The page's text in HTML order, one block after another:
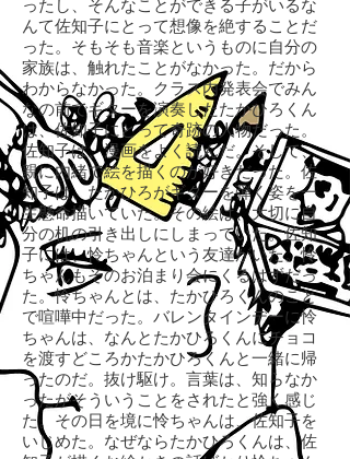
ったし、そんなことができる子がいるな
んて佐知子にとって想像を絶することだ
った。そもそも音楽というものに自分の
家族は、触れたことがなかった。だから
わからなかった。クラス内発表会でみん
なの前でギターを演奏したたかひろくん
は、佐知子にとって奇跡の人物だった。
佐知子は、漫画をよく読んだ。そして、
親に内緒で絵を描くのが好きだった。佐
知子は、たかひろがギターを弾く姿を一
生懸命描いていた。その絵は、大切に自
分の机の引き出しにしまっていた。佐知
子には、怜ちゃんという友達がいた。怜
ちゃんもそのお泊まり会にくるはずだっ
た。怜ちゃんとは、たかひろくんのこと
で喧嘩中だった。バレンタインデーに怜
ちゃんは、なんとたかひろくんにチョコ
を渡すどころかたかひろくんと一緒に帰
ったのだ。抜け駆け。言葉は、知らなか
ったがそういうことをされたと強く感じ
た。その日を境に怜ちゃんは、佐知子を
いじめた。なぜならたかひろくんは、佐